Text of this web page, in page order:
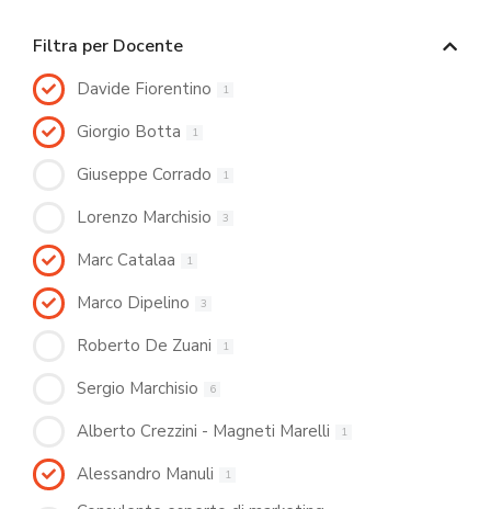
Filtra per Docente
Davide Fiorentino 1
Giorgio Botta 1
Giuseppe Corrado 1
Lorenzo Marchisio 3
Marc Catalaa 1
Marco Dipelino 3
Roberto De Zuani 1
Sergio Marchisio 6
Alberto Crezzini - Magneti Marelli 1
Alessandro Manuli 1